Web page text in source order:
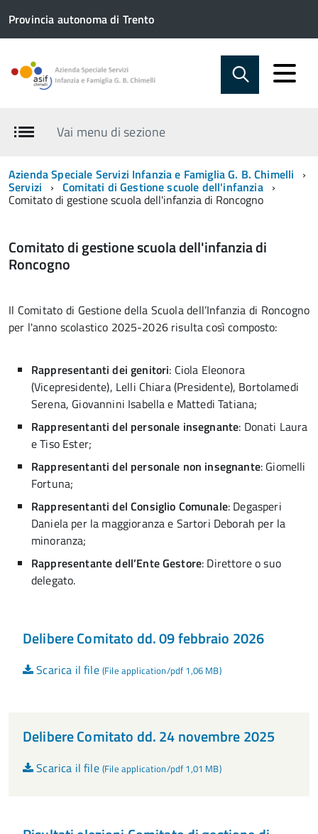
Provincia autonoma di Trento
Vai menu di sezione
Azienda Speciale Servizi Infanzia e Famiglia G. B. Chimelli
Servizi Comitati di Gestione scuole dell'infanzia
Comitato di gestione scuola dell'infanzia di Roncogno
Comitato di gestione scuola dell'infanzia di
Roncogno
Il Comitato di Gestione della Scuola dell’Infanzia di Roncogno
per l'anno scolastico 2025-2026 risulta così composto:
Rappresentanti dei genitori: Ciola Eleonora
(Vicepresidente), Lelli Chiara (Presidente), Bortolamedi
Serena, Giovannini Isabella e Mattedi Tatiana;
Rappresentanti del personale insegnante: Donati Laura
e Tiso Ester;
Rappresentanti del personale non insegnante: Giomelli
Fortuna;
Rappresentanti del Consiglio Comunale: Degasperi
Daniela per la maggioranza e Sartori Deborah per la
minoranza;
Rappresentante dell’Ente Gestore: Direttore o suo
delegato.
Delibere Comitato dd. 09 febbraio 2026
Scarica il file (File application/pdf 1,06 MB)
Delibere Comitato dd. 24 novembre 2025
Scarica il file (File application/pdf 1,01 MB)